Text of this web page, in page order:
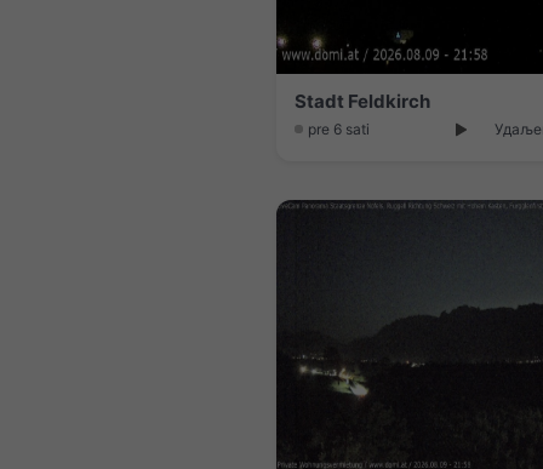
Stadt Feldkirch
pre 6 sati